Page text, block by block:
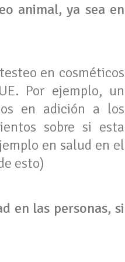
animal, ya sea en
en cosméticos
Por ejemplo, un
en adición a los
sobre si esta
en salud en el
esto)
en las personas, si